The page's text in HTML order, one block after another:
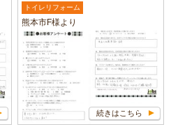
トイレリフォーム
熊本市F様より
続きはこちら